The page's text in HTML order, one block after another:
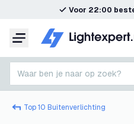
Voor 22:00
Menu
Waar ben je naar op zoek?
Top 10 Buitenverlichting